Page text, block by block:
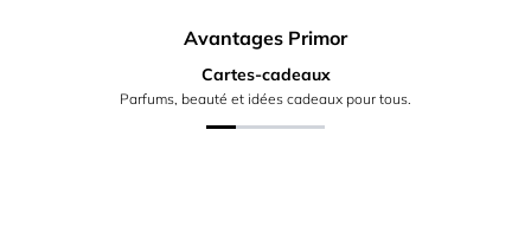
Avantages Primor
Cartes-cadeaux
Parfums, beauté et idées cadeaux pour tous.